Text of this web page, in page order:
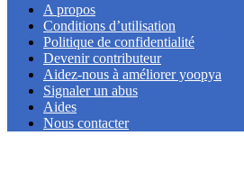
A propos
Conditions d’utilisation
Politique de confidentialité
Devenir contributeur
Aidez-nous à améliorer yoopya
Signaler un abus
Aides
Nous contacter